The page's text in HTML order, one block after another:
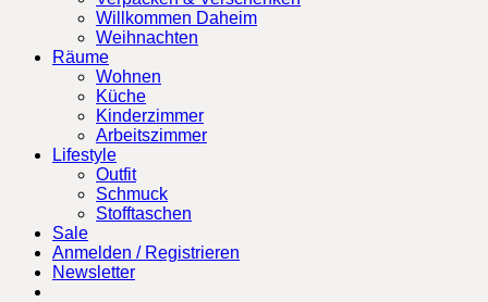
Willkommen Daheim
Weihnachten
Räume
Wohnen
Küche
Kinderzimmer
Arbeitszimmer
Lifestyle
Outfit
Schmuck
Stofftaschen
Sale
Anmelden / Registrieren
Newsletter